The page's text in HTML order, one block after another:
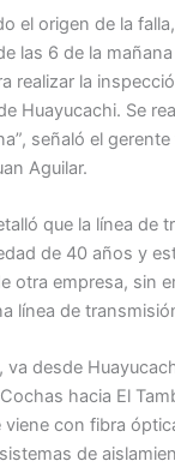
el origen de la
las 6 de la
realizar la
Huayucachi. Se
señaló el
Aguilar.
que la línea de
de 40 años y
otra empresa, sin
línea de
va desde
hacia El
viene con fibra
de